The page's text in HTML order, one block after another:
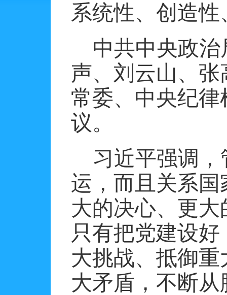
系统性、创造
中共中央政
声、刘云山、
常委、中央纪
议。
习近平强调
运，而且关系
大的决心、更
只有把党建设
大挑战、抵御
大矛盾，不断